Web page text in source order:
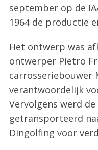
september op de
1964 de productie
Het ontwerp was
ontwerper Pietro
carrosseriebouwer
verantwoordelijk
Vervolgens werd
getransporteerd
Dingolfing voor